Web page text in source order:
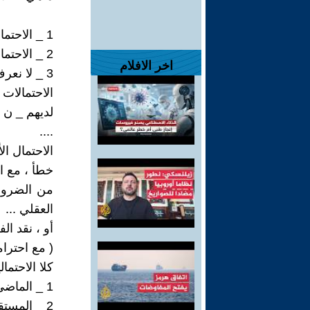
اخر الافلام
1 _ الاحتمال 1 توافقية ، في اتجاه واحد .
2 _ الاحتمال 2 متعاكسة ، مجموعهما يساوي الصفر دوما .
3 _ لا نعرف بعد .
لديهم _
....
الاحتمال
خطأ ، مع
من
العقلي ...
أو ، نقد
( مع
كلا
1 _ الماضي يتحول إلى المستقبل ، موقف نويتن .
2 _ المستقبل يتحول إلى الماضي ، موقف رياض الصالح الحسين .